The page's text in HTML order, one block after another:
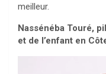
meilleur.
Nassénéba Touré,
et de l’enfant en